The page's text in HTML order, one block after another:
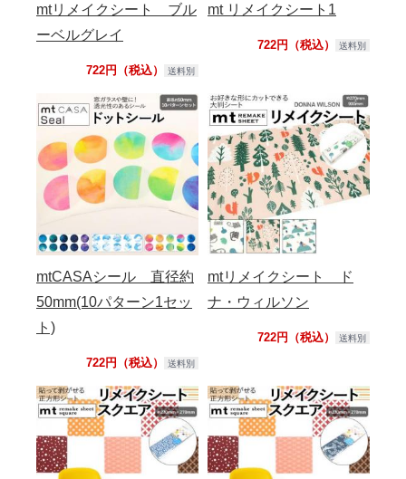
mtリメイクシート ブル
ーベルグレイ
722円（税込） 送料別
mt リメイクシート1
722円（税込） 送料別
mtCASAシール 直径約
50mm(10パターン1セッ
ト)
722円（税込） 送料別
mtリメイクシート ド
ナ・ウィルソン
722円（税込） 送料別